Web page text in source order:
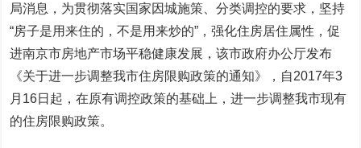
局消息，为贯彻落实国家因城施策、分类调控的要求，坚持
“房子是用来住的，不是用来炒的”，强化住房居住属性，促
进南京市房地产市场平稳健康发展，该市政府办公厅发布
《关于进一步调整我市住房限购政策的通知》，自2017年3
月16日起，在原有调控政策的基础上，进一步调整我市现有
的住房限购政策。